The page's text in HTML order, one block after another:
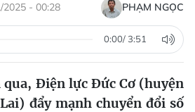
2025 - 00:28 PHẠM NGỌC
0:00/ 3:51
Điện lực Đức Cơ (huyện
đẩy mạnh chuyển đổi số